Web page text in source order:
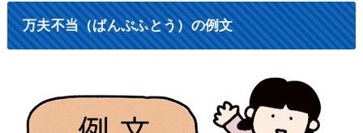
万夫不当（ばんぷふとう）の例文